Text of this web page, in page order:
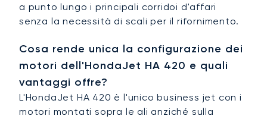
a punto lungo i principali corridoi d'affari
senza la necessità di scali per il rifornimento.
Cosa rende unica la configurazione dei
motori dell'HondaJet HA 420 e quali
vantaggi offre?
L'HondaJet HA 420 è l'unico business jet con i
motori montati sopra le ali anziché sulla